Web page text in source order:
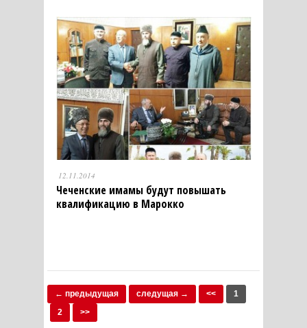
12.11.2014
Чеченские имамы будут повышать
квалификацию в Марокко
← предыдущая следущая → <<
1
2
>>